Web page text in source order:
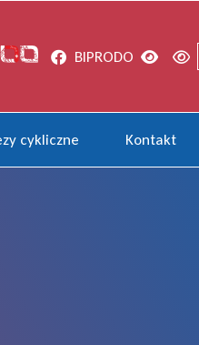
Facebook
BIPRODO
cykliczne Kontakt